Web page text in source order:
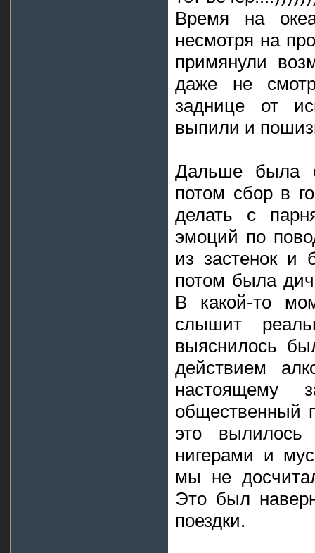
Время на
несмотря на
примянули
даже не
заднице от
выпили и
Дальше была
потом сбор в
делать с
эмоций по
из застенок и
потом была
В какой-то
слышит
выяснилось
действием
настоящему
общественный
это
нигерами и
мы не
Это был
поездки.